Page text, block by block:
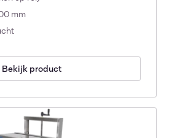
mm
Bekijk product